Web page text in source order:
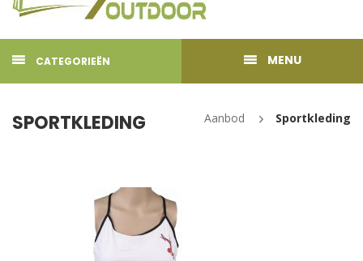
CATEGORIEËN MENU
SPORTKLEDING Aanbod Sportkleding